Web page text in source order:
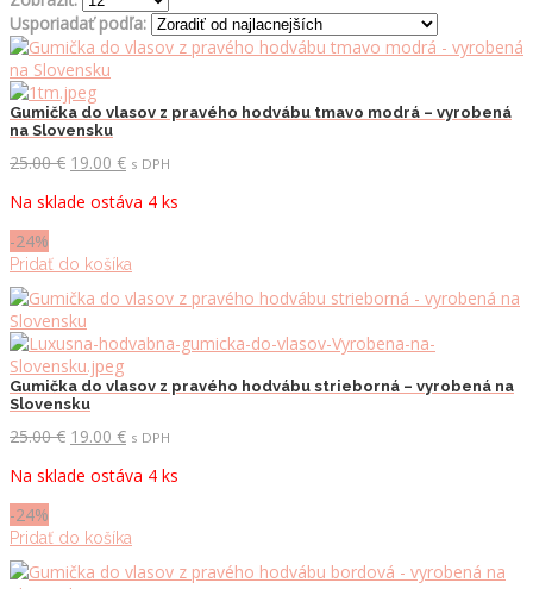
Usporiadať podľa:
Gumička do vlasov z pravého hodvábu tmavo modrá – vyrobená
na Slovensku
25.00€ Pôvodná
bola:
19.00 €Aktuálna
je:
s DPH
Na sklade ostáva 4 ks
-24%
Pridať do košíka
Gumička do vlasov z pravého hodvábu strieborná – vyrobená na
Slovensku
25.00€ Pôvodná
bola:
19.00 €Aktuálna
je:
s DPH
Na sklade ostáva 4 ks
-24%
Pridať do košíka